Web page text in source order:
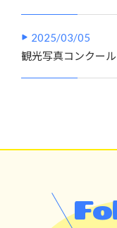
2025/03/05
観光写真コンクー